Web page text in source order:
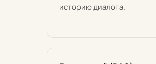
историю диалога.